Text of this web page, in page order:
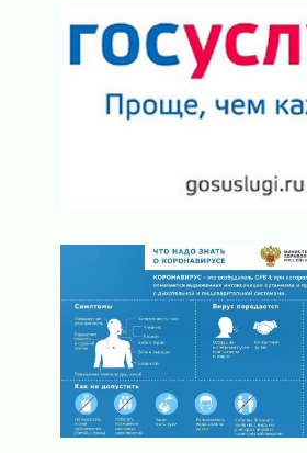
Уроки безопасности для
03 августа 2026
Ленобласть отмечает День
десантных войск
Ладога — не пруд
02 августа 2026
ПСК через Гослуслуги
Ленинградской области о
счетах
02 августа 2026
Пропавшего подростка